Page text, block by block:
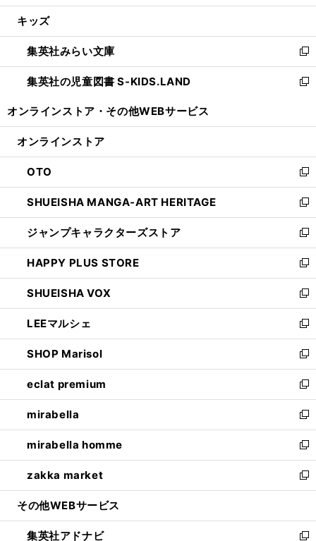
開
ウ
開
く
ン
ウ
で
開
く
ウ
ン
ド
ウ
で
し
ウ
ィ
ン
ド
開
キッズ
集英社みらい文庫
新
し
い
ン
ウ
で
開
く
集英社の児童図書 S-KIDS.LAND
新
ウ
ン
ド
ウ
で
開
く
オンラインストア・ その他WEBサービス
オンラインストア
OTO
新
し
い
ウ
ィ
ン
ド
ウ
で
開
く
SHUEISHA MANGA-ART HERITAGE
新
し
い
ウ
ィ
ン
ド
ウ
で
開
く
ジャンプキャラクターズストア
新
し
い
ウ
ィ
ン
ド
ウ
で
開
く
HAPPY PLUS STORE
新
し
い
ウ
ィ
ン
ド
ウ
で
開
く
SHUEISHA VOX
新
し
い
ウ
ィ
ン
ド
ウ
で
開
く
LEEマルシェ
新
し
い
ウ
ィ
ン
ド
ウ
で
開
く
SHOP Marisol
新
し
い
ウ
ィ
ン
ド
ウ
で
開
eclat premium
新
し
い
ウ
ィ
ン
ド
ウ
開
く
mirabella
新
し
い
ウ
ィ
ン
ウ
で
mirabella homme
新
し
い
ウ
ン
ド
zakka market
新
し
ウ
ィ
その他WEBサービス
集英社アドナビ